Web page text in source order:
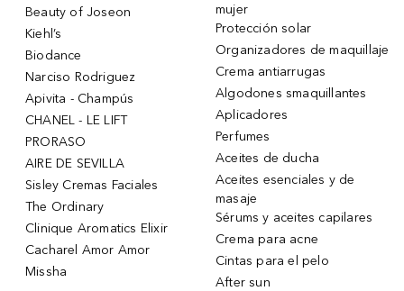
Beauty of Joseon
Kiehl’s
Biodance
Narciso Rodriguez
Apivita - Champús
CHANEL - LE LIFT
PRORASO
AIRE DE SEVILLA
Sisley Cremas Faciales
The Ordinary
Clinique Aromatics Elixir
Cacharel Amor Amor
Missha
mujer
Protección solar
Organizadores de maquillaje
Crema antiarrugas
Algodones smaquillantes
Aplicadores
Perfumes
Aceites de ducha
Aceites esenciales y de
masaje
Sérums y aceites capilares
Crema para acne
Cintas para el pelo
After sun